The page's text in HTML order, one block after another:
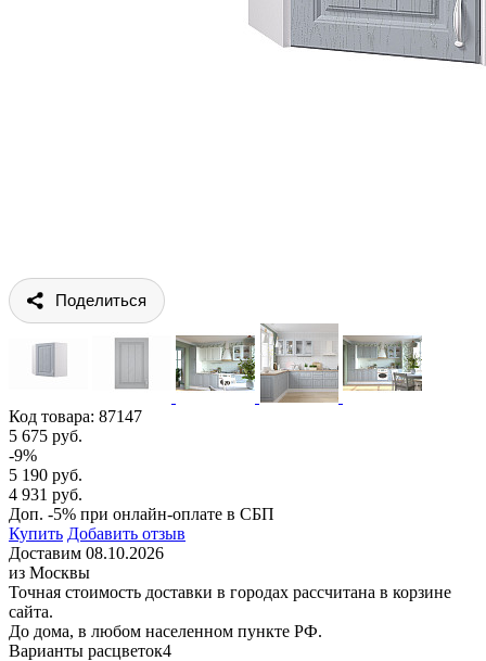
Поделиться
Код товара: 87147
5 675 руб.
-9%
5 190 руб.
4 931 руб.
Доп. -5% при онлайн-оплате в СБП
Купить Добавить отзыв
Доставим 08.10.2026
из Москвы
Точная стоимость доставки в городах рассчитана в корзине
сайта.
До дома, в любом населенном пункте РФ.
Варианты расцветок4